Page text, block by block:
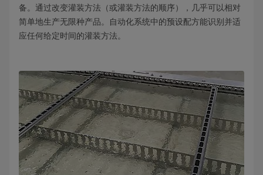
备。通过改变灌装方法（或灌装方法的顺序），几乎可以相对
简单地生产无限种产品。自动化系统中的预设配方能识别并适
应任何给定时间的灌装方法。